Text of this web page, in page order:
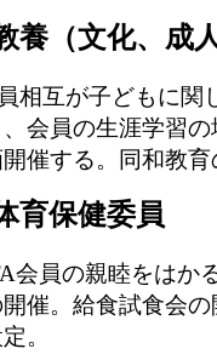
養（文化、成
相互が子どもに関
会員の生涯学習
催する。同和教
育保健委員
会員の親睦をはか
催。給食試食会
。